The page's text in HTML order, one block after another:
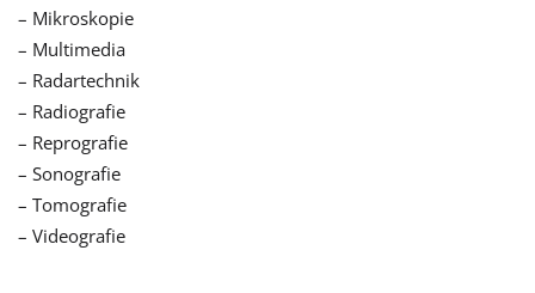
– Mikroskopie
– Multimedia
– Radartechnik
– Radiografie
– Reprografie
– Sonografie
– Tomografie
– Videografie